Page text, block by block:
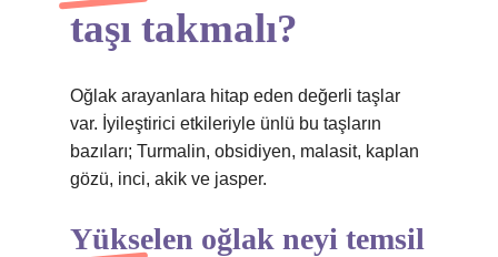
taşı takmalı?
Oğlak arayanlara hitap eden değerli taşlar
var. İyileştirici etkileriyle ünlü bu taşların
bazıları; Turmalin, obsidiyen, malasit, kaplan
gözü, inci, akik ve jasper.
Yükselen oğlak neyi temsil